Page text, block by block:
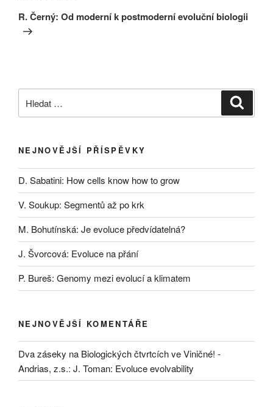
příspěvek
R. Černý: Od moderní k postmoderní evoluční biologii
NEJNOVĚJŠÍ PŘÍSPĚVKY
D. Sabatini: How cells know how to grow
V. Soukup: Segmentů až po krk
M. Bohutínská: Je evoluce předvídatelná?
J. Švorcová: Evoluce na přání
P. Bureš: Genomy mezi evolucí a klimatem
NEJNOVĚJŠÍ KOMENTÁŘE
Dva záseky na Biologických čtvrtcích ve Viničné! -
Andrias, z.s.: J. Toman: Evoluce evolvability